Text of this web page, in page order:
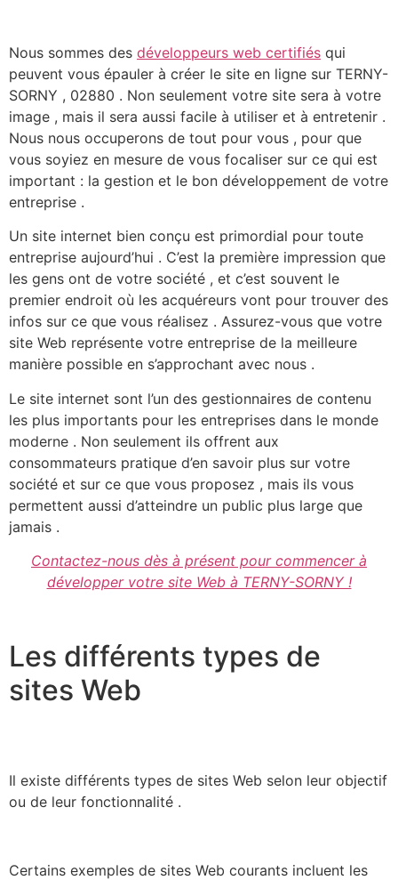
Nous sommes des développeurs web certifiés qui
peuvent vous épauler à créer le site en ligne sur TERNY-
SORNY , 02880 . Non seulement votre site sera à votre
image , mais il sera aussi facile à utiliser et à entretenir .
Nous nous occuperons de tout pour vous , pour que
vous soyiez en mesure de vous focaliser sur ce qui est
important : la gestion et le bon développement de votre
entreprise .
Un site internet bien conçu est primordial pour toute
entreprise aujourd’hui . C’est la première impression que
les gens ont de votre société , et c’est souvent le
premier endroit où les acquéreurs vont pour trouver des
infos sur ce que vous réalisez . Assurez-vous que votre
site Web représente votre entreprise de la meilleure
manière possible en s’approchant avec nous .
Le site internet sont l’un des gestionnaires de contenu
les plus importants pour les entreprises dans le monde
moderne . Non seulement ils offrent aux
consommateurs pratique d’en savoir plus sur votre
société et sur ce que vous proposez , mais ils vous
permettent aussi d’atteindre un public plus large que
jamais .
Contactez-nous dès à présent pour commencer à
développer votre site Web à TERNY-SORNY !
Les différents types de
sites Web
Il existe différents types de sites Web selon leur objectif
ou de leur fonctionnalité .
Certains exemples de sites Web courants incluent les